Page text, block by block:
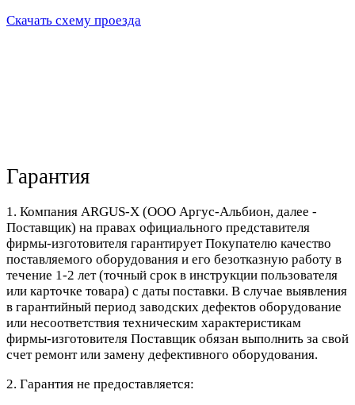
Скачать схему проезда
Гарантия
1. Компания ARGUS-X (ООО Аргус-Альбион, далее -
Поставщик) на правах официального представителя
фирмы-изготовителя гарантирует Покупателю качество
поставляемого оборудования и его безотказную работу в
течение 1-2 лет (точный срок в инструкции пользователя
или карточке товара) с даты поставки. В случае выявления
в гарантийный период заводских дефектов оборудование
или несоответствия техническим характеристикам
фирмы-изготовителя Поставщик обязан выполнить за свой
счет ремонт или замену дефективного оборудования.
2. Гарантия не предоставляется: